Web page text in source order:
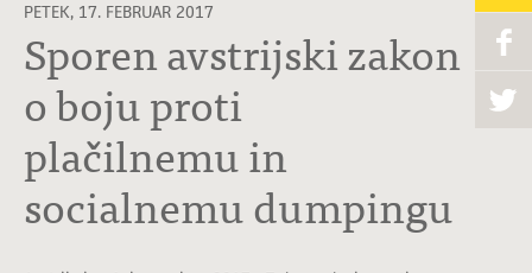
PETEK, 17. FEBRUAR 2017
Sporen avstrijski zakon
o boju proti
plačilnemu in
socialnemu dumpingu